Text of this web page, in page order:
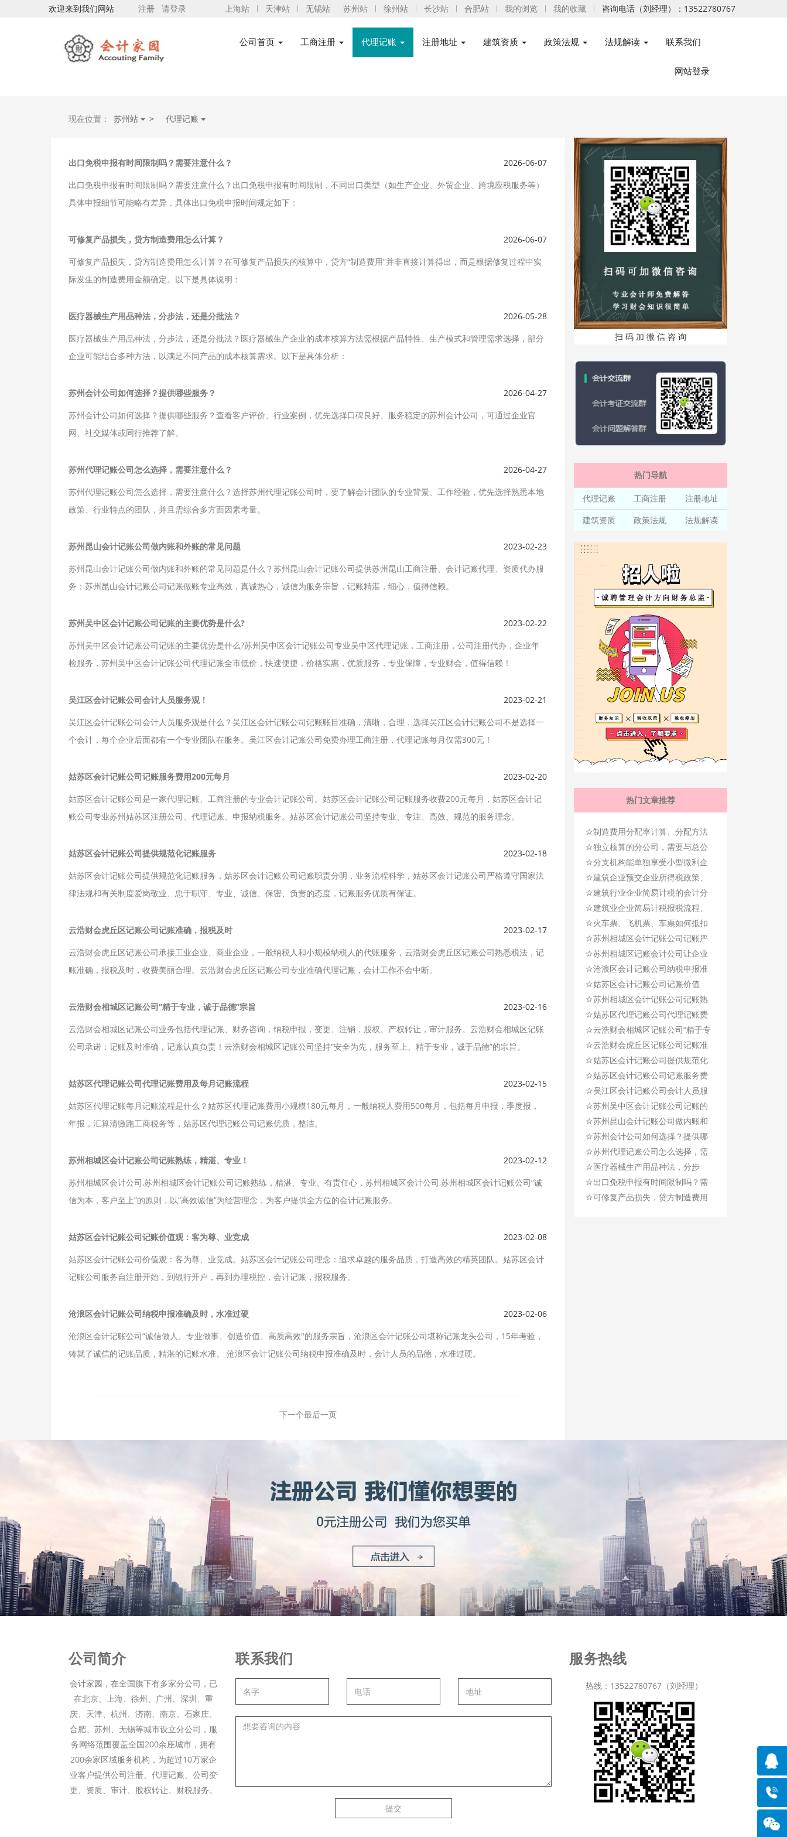
欢迎来到我们网站 注册 请登录 上海站 天津站 无锡站 苏州站 徐州站 长沙站 合肥站 我的浏览 我的收藏 咨询电话（刘经理）：13522780767
公司首页 工商注册 代理记账 注册地址 建筑资质 政策法规 法规解读 联系我们
网站登录
现在位置： 苏州站 > 代理记账
出口免税申报有时间限制吗？需要注意什么？
2026-06-07
出口免税申报有时间限制吗？需要注意什么？出口免税申报有时间限制，不同出口类型（如生产企业、外贸企业、跨境应税服务等）
具体申报细节可能略有差异，具体出口免税申报时间规定如下：
可修复产品损失，贷方制造费用怎么计算？
2026-06-07
可修复产品损失，贷方制造费用怎么计算？在可修复产品损失的核算中，贷方“制造费用”并非直接计算得出，而是根据修复过程中实
际发生的制造费用金额确定。以下是具体说明：
医疗器械生产用品种法，分步法，还是分批法？
2026-05-28
医疗器械生产用品种法，分步法，还是分批法？医疗器械生产企业的成本核算方法需根据产品特性、生产模式和管理需求选择，部分
企业可能结合多种方法，以满足不同产品的成本核算需求。以下是具体分析：
苏州会计公司如何选择？提供哪些服务？
2026-04-27
苏州会计公司如何选择？提供哪些服务？查看客户评价、行业案例，优先选择口碑良好、服务稳定的苏州会计公司，可通过企业官
网、社交媒体或同行推荐了解。
苏州代理记账公司怎么选择，需要注意什么？
2026-04-27
苏州代理记账公司怎么选择，需要注意什么？选择苏州代理记账公司时，要了解会计团队的专业背景、工作经验，优先选择熟悉本地
政策、行业特点的团队，并且需综合多方面因素考量。
苏州昆山会计记账公司做内账和外账的常见问题
2023-02-23
苏州昆山会计记账公司做内账和外账的常见问题是什么？苏州昆山会计记账公司提供苏州昆山工商注册、会计记账代理、资质代办服
务；苏州昆山会计记账公司记账做账专业高效，真诚热心，诚信为服务宗旨，记账精湛，细心，值得信赖。
苏州吴中区会计记账公司记账的主要优势是什么?
2023-02-22
苏州吴中区会计记账公司记账的主要优势是什么?苏州吴中区会计记账公司专业吴中区代理记账，工商注册，公司注册代办，企业年
检服务，苏州吴中区会计记账公司代理记账全市低价，快速便捷，价格实惠，优质服务，专业保障，专业财会，值得信赖！
吴江区会计记账公司会计人员服务观！
2023-02-21
吴江区会计记账公司会计人员服务观是什么？吴江区会计记账公司记账账目准确，清晰，合理，选择吴江区会计记账公司不是选择一
个会计，每个企业后面都有一个专业团队在服务。吴江区会计记账公司免费办理工商注册，代理记账每月仅需300元！
姑苏区会计记账公司记账服务费用200元每月
2023-02-20
姑苏区会计记账公司是一家代理记账、工商注册的专业会计记账公司。姑苏区会计记账公司记账服务收费200元每月，姑苏区会计记
账公司专业苏州姑苏区注册公司、代理记账、申报纳税服务。姑苏区会计记账公司坚持专业、专注、高效、规范的服务理念。
姑苏区会计记账公司提供规范化记账服务
2023-02-18
姑苏区会计记账公司提供规范化记账服务，姑苏区会计记账公司记账职责分明，业务流程科学，姑苏区会计记账公司严格遵守国家法
律法规和有关制度爱岗敬业、忠于职守、专业、诚信、保密、负责的态度，记账服务优质有保证。
云浩财会虎丘区记账公司记账准确，报税及时
2023-02-17
云浩财会虎丘区记账公司承接工业企业、商业企业，一般纳税人和小规模纳税人的代账服务，云浩财会虎丘区记账公司熟悉税法，记
账准确，报税及时，收费美丽合理。云浩财会虎丘区记账公司专业准确代理记账，会计工作不会中断。
云浩财会相城区记账公司“精于专业，诚于品德”宗旨
2023-02-16
云浩财会相城区记账公司业务包括代理记账、财务咨询，纳税申报，变更、注销，股权、产权转让，审计服务。云浩财会相城区记账
公司承诺：记账及时准确，记账认真负责！云浩财会相城区记账公司坚持“安全为先，服务至上、精于专业，诚于品德”的宗旨。
姑苏区代理记账公司代理记账费用及每月记账流程
2023-02-15
姑苏区代理记账每月记账流程是什么？姑苏区代理记账费用小规模180元每月，一般纳税人费用500每月，包括每月申报，季度报，
年报，汇算清缴跑工商税务等，姑苏区代理记账公司记账优质，整洁。
苏州相城区会计记账公司记账熟练，精湛、专业！
2023-02-12
苏州相城区会计公司,苏州相城区会计记账公司记账熟练，精湛、专业、有责任心，苏州相城区会计公司,苏州相城区会计记账公司“诚
信为本，客户至上”的原则，以“高效诚信”为经营理念，为客户提供全方位的会计记账服务。
姑苏区会计记账公司记账价值观：客为尊、业竞成
2023-02-08
姑苏区会计记账公司价值观：客为尊、业竞成。姑苏区会计记账公司理念：追求卓越的服务品质，打造高效的精英团队。姑苏区会计
记账公司服务自注册开始，到银行开户，再到办理税控，会计记账，报税服务。
沧浪区会计记账公司纳税申报准确及时，水准过硬
2023-02-06
沧浪区会计记账公司“诚信做人、专业做事、创造价值、高质高效"的服务宗旨，沧浪区会计记账公司堪称记账龙头公司，15年考验，
铸就了诚信的记账品质，精湛的记账水准。 沧浪区会计记账公司纳税申报准确及时，会计人员的品德，水准过硬。
下一个最后一页
扫 码 加 微 信 咨 询
热门导航
代理记账 工商注册
注册地址
建筑资质
政策法规 法规解读
热门文章推荐
☆制造费用分配率计算、分配方法
有哪些?
☆独立核算的分公司，需要与总公
司汇总申报缴纳企业所得税吗？
☆分支机构能单独享受小型微利企
业优惠政策吗？
☆建筑企业预交企业所得税政策、
税率，会计分录
☆建筑行业企业简易计税的会计分
录、税率、注意事项
☆建筑业企业简易计税报税流程、
会计分录、政策解析
☆火车票、飞机票、车票如何抵扣
进项税额、政策、举例
☆苏州相城区会计记账公司记账严
谨、细致，恪尽职守！
☆苏州相城区记账会计公司让企业
享受多个会计、专业化服务！
☆沧浪区会计记账公司纳税申报准
确及时，水准过硬
☆姑苏区会计记账公司记账价值
观：客为尊、业竞成
☆苏州相城区会计记账公司记账熟
练，精湛、专业！
☆姑苏区代理记账公司代理记账费
用及每月记账流程
☆云浩财会相城区记账公司“精于专
业，诚于品德”宗旨
☆云浩财会虎丘区记账公司记账准
确，报税及时
☆姑苏区会计记账公司提供规范化
记账服务
☆姑苏区会计记账公司记账服务费
用200元每月
☆吴江区会计记账公司会计人员服
务观！
☆苏州吴中区会计记账公司记账的
主要优势是什么?
☆苏州昆山会计记账公司做内账和
外账的常见问题
☆苏州会计公司如何选择？提供哪
些服务？
☆苏州代理记账公司怎么选择，需
要注意什么？
☆医疗器械生产用品种法，分步
法，还是分批法？
☆出口免税申报有时间限制吗？需
要注意什么？
☆可修复产品损失，贷方制造费用
公司简介
会计家园，在全国旗下有多家分公司，已
在北京、上海、徐州、广州、深圳、重
庆、天津、杭州、济南、南京、石家庄、
合肥、苏州、无锡等城市设立分公司，服
务网络范围覆盖全国200余座城市，拥有
200余家区域服务机构，为超过10万家企
业客户提供公司注册、代理记账、公司变
更、资质、审计、股权转让、财税服务。
联系我们
提交
服务热线
热线：13522780767（刘经理）